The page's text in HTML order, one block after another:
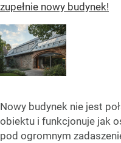
zupełnie nowy budynek!
Nowy budynek nie jest
obiektu i funkcjonuje jak
pod ogromnym